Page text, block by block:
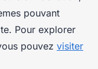
pouvant
Pour explorer
pouvez visiter